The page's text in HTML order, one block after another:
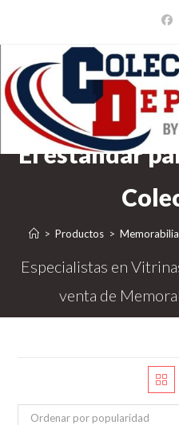
contenido
> Productos > Memorabilia
Ordenar por popularidad